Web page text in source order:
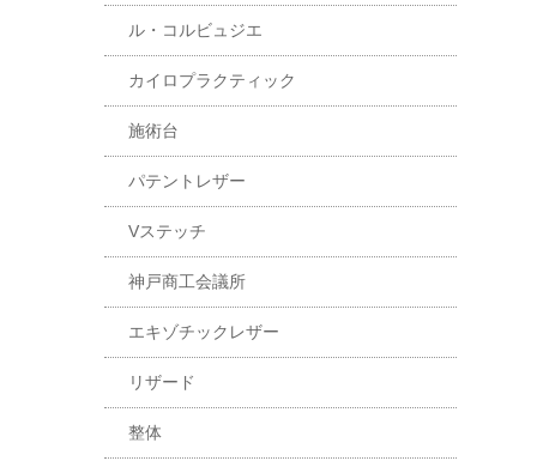
ル・コルビュジエ
カイロプラクティック
施術台
パテントレザー
Vステッチ
神戸商工会議所
エキゾチックレザー
リザード
整体